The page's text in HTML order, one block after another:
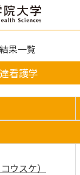
果一覧
看護学
ウスケ）